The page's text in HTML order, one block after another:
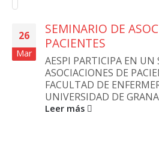
26
Mar
SEMINARIO DE
PACIENTES
AESPI PARTICIPA EN UN
ASOCIACIONES DE
FACULTAD DE
UNIVERSIDAD DE
Leer más